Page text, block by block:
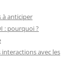
à anticiper
: pourquoi ?
avec les